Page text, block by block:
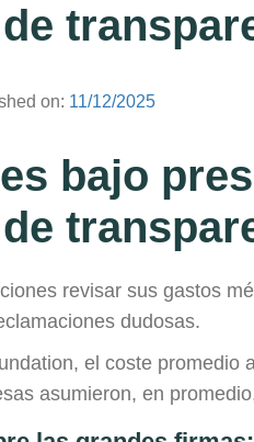
on: 11/12/2025
bajo
revisar sus gastos
dudosas.
el coste
asumieron, en